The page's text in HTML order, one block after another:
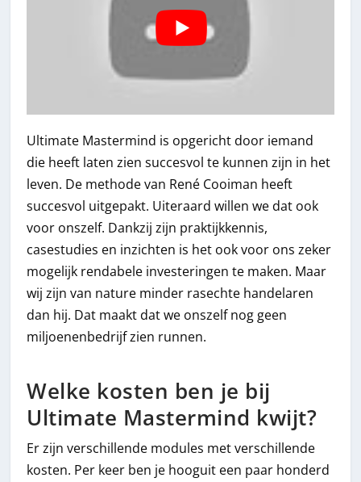
Ultimate Mastermind is opgericht door iemand
die heeft laten zien succesvol te kunnen zijn in het
leven. De methode van René Cooiman heeft
succesvol uitgepakt. Uiteraard willen we dat ook
voor onszelf. Dankzij zijn praktijkkennis,
casestudies en inzichten is het ook voor ons zeker
mogelijk rendabele investeringen te maken. Maar
wij zijn van nature minder rasechte handelaren
dan hij. Dat maakt dat we onszelf nog geen
miljoenenbedrijf zien runnen.
Welke kosten ben je bij
Ultimate Mastermind kwijt?
Er zijn verschillende modules met verschillende
kosten. Per keer ben je hooguit een paar honderd